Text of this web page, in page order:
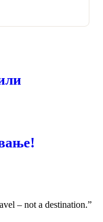
– not a destination.”